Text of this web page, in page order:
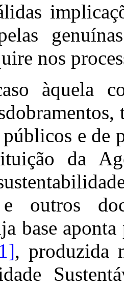
nos
àquela
públicos e de
da
e outros
base
, produzida